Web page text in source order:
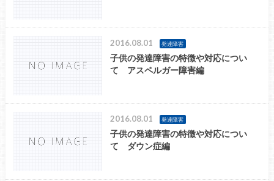
2016.08.01 発達障害
子供の発達障害の特徴や対応につい
て アスペルガー障害編
2016.08.01 発達障害
子供の発達障害の特徴や対応につい
て ダウン症編